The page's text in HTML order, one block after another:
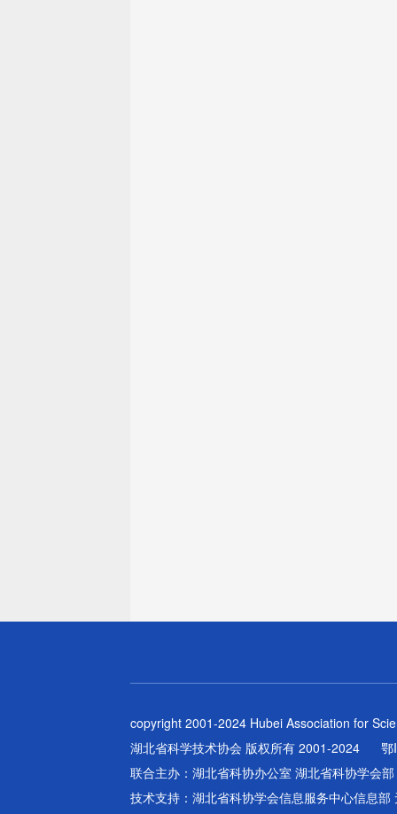
copyright 2001-2024 Hubei Association for
湖北省科学技术协会 版权所有 2001-2024
联合主办：湖北省科协办公室 湖北省科协学会
技术支持：湖北省科协学会信息服务中心信息部